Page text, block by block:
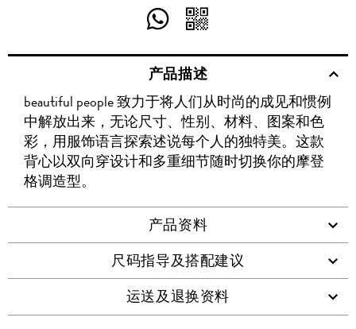
享
WECHAT
享
WEIBO
分
享
至
WHATSAPP
享
维
码
产品描述
beautiful people 致力于将人们从时尚的成见和惯例
中解放出来，无论尺寸、性别、材料、图案和色
彩，用服饰语言探索述说每个人的独特美。这款
背心以双向穿设计和多重细节随时切换你的摩登
格调造型。
产品资料
尺码指导及搭配建议
运送及退换资料